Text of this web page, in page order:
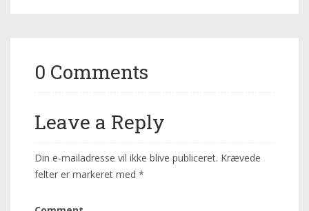
0 Comments
Leave a Reply
Din e-mailadresse vil ikke blive publiceret. Krævede
felter er markeret med *